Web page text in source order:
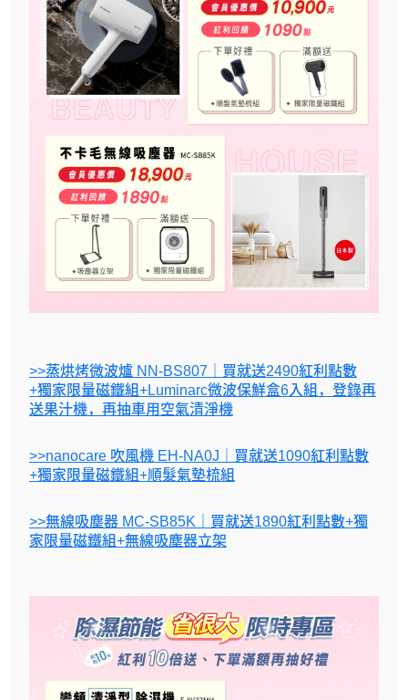
>>蒸烘烤微波爐 NN-BS807｜買就送2490紅利點數
+獨家限量磁鐵組+Luminarc微波保鮮盒6入組，登錄再
送果汁機，再抽車用空氣清淨機
>>nanocare 吹風機 EH-NA0J｜買就送1090紅利點數
+獨家限量磁鐵組+順髮氣墊梳組
>>無線吸塵器 MC-SB85K｜買就送1890紅利點數+獨
家限量磁鐵組+無線吸塵器立架